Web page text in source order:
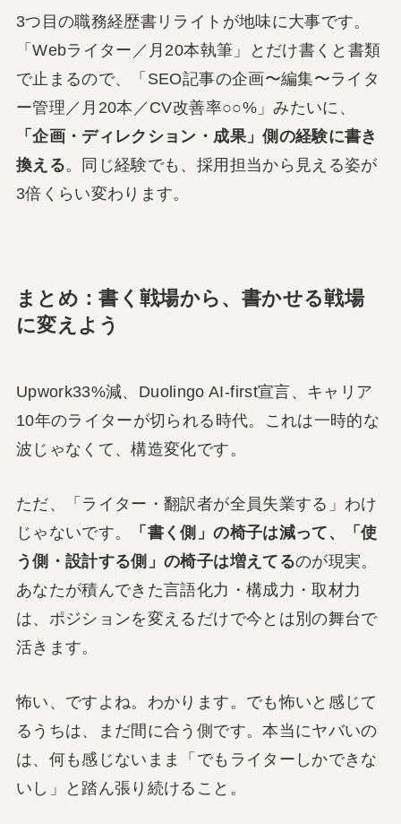
3つ目の職務経歴書リライトが地味に大事です。
「Webライター／月20本執筆」とだけ書くと書類
で止まるので、「SEO記事の企画〜編集〜ライタ
ー管理／月20本／CV改善率○○%」みたいに、
「企画・ディレクション・成果」側の経験に書き
換える。同じ経験でも、採用担当から見える姿が
3倍くらい変わります。
まとめ：書く戦場から、書かせる戦場
に変えよう
Upwork33%減、Duolingo AI-first宣言、キャリア
10年のライターが切られる時代。これは一時的な
波じゃなくて、構造変化です。
ただ、「ライター・翻訳者が全員失業する」わけ
じゃないです。
「書く側」の椅子は減って、「使
う側・設計する側」の椅子は増えてるのが現実。
あなたが積んできた言語化力・構成力・取材力
は、ポジションを変えるだけで今とは別の舞台で
活きます。
怖い、ですよね。わかります。でも怖いと感じて
るうちは、まだ間に合う側です。本当にヤバいの
は、何も感じないまま「でもライターしかできな
いし」と踏ん張り続けること。